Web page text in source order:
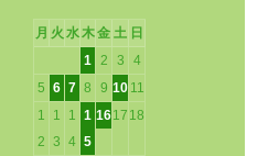
月 火 水木金 土 日
1 2 3
4
5 6 7 8 9 10 11
1
2
1
3
1
4
1
5
1617 18